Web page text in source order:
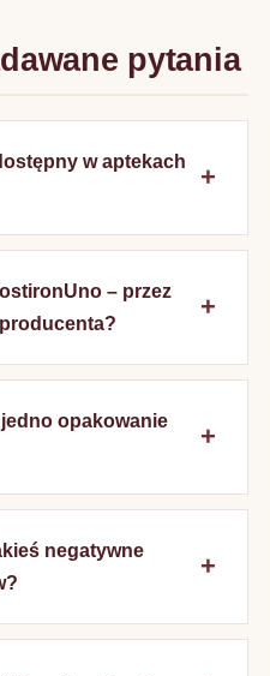
pytania
w aptekach
– przez
jedno opakowanie
negatywne